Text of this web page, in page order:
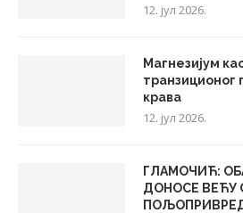
12. јул 2026.
Магнезијум
транзиционог
крава
12. јул 2026.
ГЛАМОЧИЋ:
ДОНОСЕ ВЕЋУ